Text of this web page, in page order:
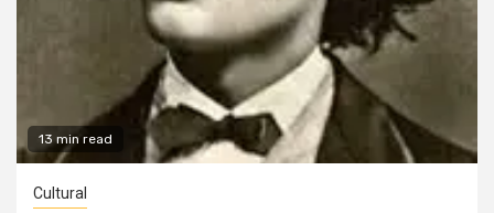
13 min read
Cultural